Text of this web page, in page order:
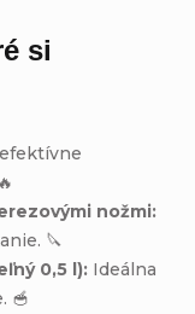
si
nožmi:
🔪
0,5 l): Ideálna
🥣